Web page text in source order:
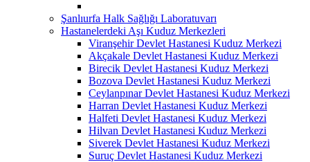
Şanlıurfa Halk Sağlığı Laboratuvarı
Hastanelerdeki Aşı Kuduz Merkezleri
Viranşehir Devlet Hastanesi Kuduz Merkezi
Akçakale Devlet Hastanesi Kuduz Merkezi
Birecik Devlet Hastanesi Kuduz Merkezi
Bozova Devlet Hastanesi Kuduz Merkezi
Ceylanpınar Devlet Hastanesi Kuduz Merkezi
Harran Devlet Hastanesi Kuduz Merkezi
Halfeti Devlet Hastanesi Kuduz Merkezi
Hilvan Devlet Hastanesi Kuduz Merkezi
Siverek Devlet Hastanesi Kuduz Merkezi
Suruç Devlet Hastanesi Kuduz Merkezi